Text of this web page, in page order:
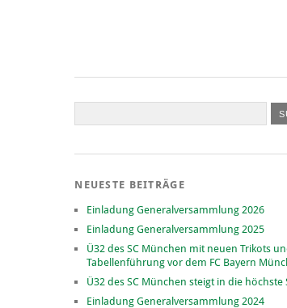
NEUESTE BEITRÄGE
Einladung Generalversammlung 2026
Einladung Generalversammlung 2025
Ü32 des SC München mit neuen Trikots
Tabellenführung vor dem FC Bayern
Ü32 des SC München steigt in die höchste
Einladung Generalversammlung 2024